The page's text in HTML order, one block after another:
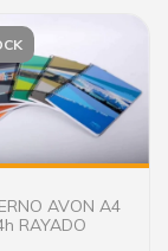
AVON A4
RAYADO